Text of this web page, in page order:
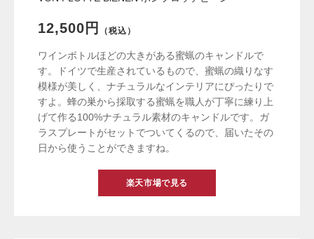
12,500円 （税込）
ワインボトルほどの大きがある蜜蝋のキャンドルで
す。ドイツで生産されているもので、蜜蝋の織りなす
模様が美しく、ナチュラルなインテリアにぴったりで
すよ。蜂の巣から採取する蜜蝋を職人が丁寧に練り上
げて作る100%ナチュラル素材のキャンドルです。ガ
ラスプレートがセットでついてくるので、届いたその
日から使うことができますね。
楽天市場で見る